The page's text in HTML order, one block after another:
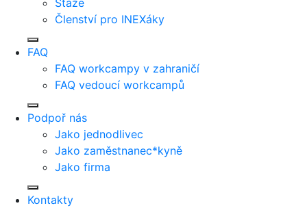
Členství pro INEXáky
FAQ
FAQ workcampy v zahraničí
FAQ vedoucí workcampů
Podpoř nás
Jako jednodlivec
Jako zaměstnanec*kyně
Jako firma
Kontakty